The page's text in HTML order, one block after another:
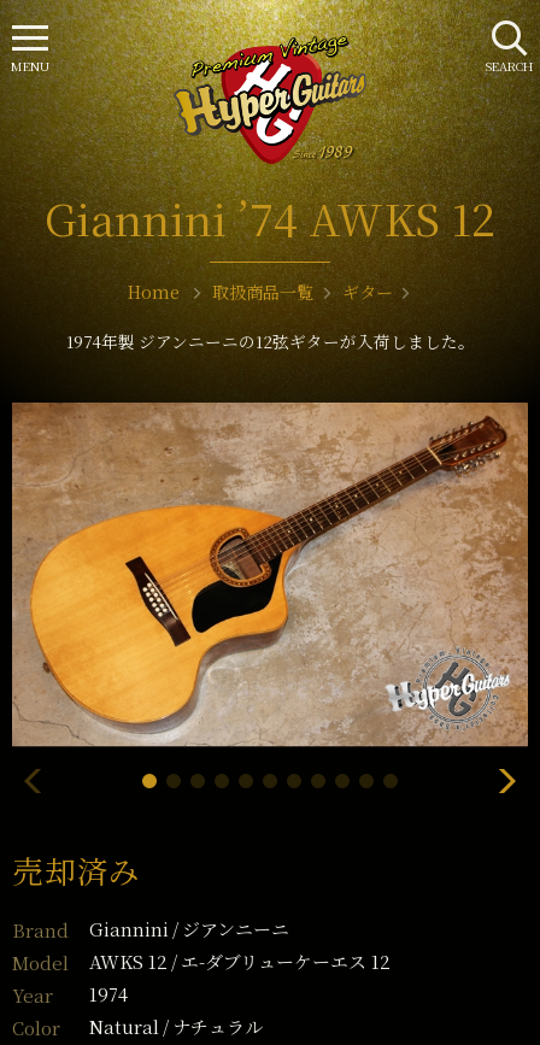
Giannini ’74 AWKS 12
Home 取扱商品一覧 ギター
1974年製 ジアンニーニの12弦ギターが入荷しました。
売却済み
Brand Giannini
ジアンニーニ
Model
AWKS 12
エ-ダブリューケーエス 12
Year
1974
Color
Natural
ナチュラル
SEARCH
MENU